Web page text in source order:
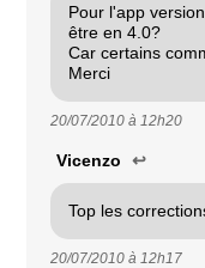
Pour l'app
être en 4.0?
Car certains
Merci
20/07/2010 à 12h20
Vicenzo ↩
Top les
20/07/2010 à 12h17